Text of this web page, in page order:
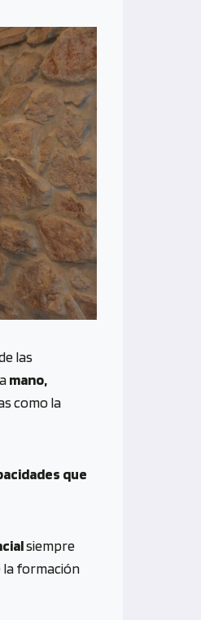
las
mano,
como la
que
siempre
la formación